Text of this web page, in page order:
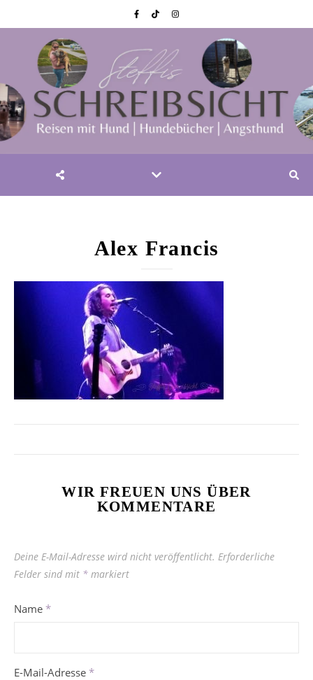
Alex Francis
WIR FREUEN UNS ÜBER
KOMMENTARE
Deine E-Mail-Adresse wird nicht veröffentlicht. Erforderliche
Felder sind mit * markiert
Name *
E-Mail-Adresse *